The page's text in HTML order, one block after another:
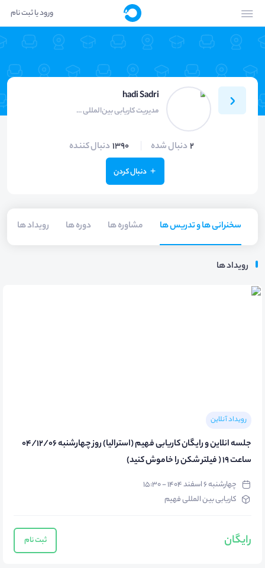
ورود یا ثبت نام
hadi Sadri
مدیریت کاریابی بین‌المللی فهیم
2 دنبال شده 1390 دنبال کننده
دنبال کردن
سخنرانی ها و تدریس ها مشاوره ها دوره ها رویداد ها
رویداد ها
رویداد آنلاین
جلسه انلاین و رایگان کاریابی فهیم (استرالیا) روز چهارشنبه 04/12/06
ساعت 19 ( فیلتر شکن را خاموش کنید)
چهارشنبه ۶ اسفند ۱۴۰۴ - ۱۵:۳۰
کاریابی بین المللی فهیم
رایگان ثبت نام